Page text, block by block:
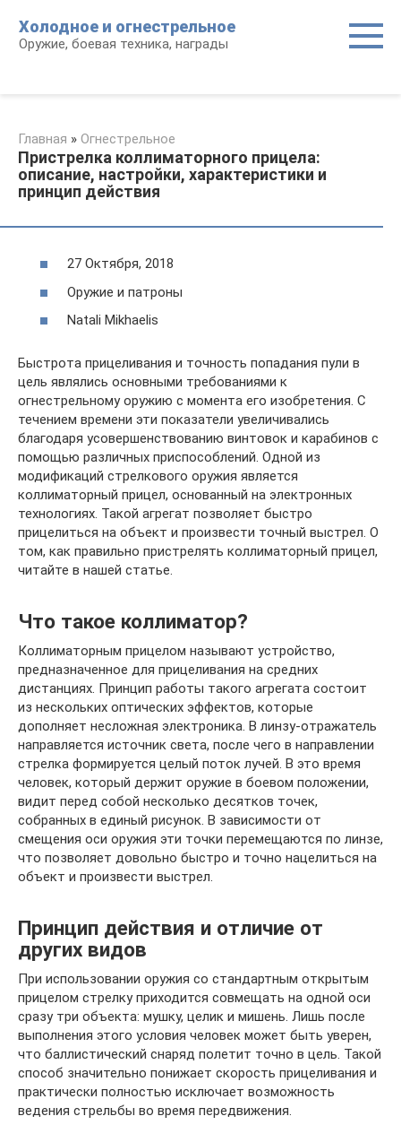
контенту
Холодное и огнестрельное
Оружие, боевая техника, награды
Главная » Огнестрельное
Пристрелка коллиматорного прицела:
описание, настройки, характеристики и
принцип действия
27 Октября, 2018
Оружие и патроны
Natali Mikhaelis
Быстрота прицеливания и точность попадания пули в
цель являлись основными требованиями к
огнестрельному оружию с момента его изобретения. С
течением времени эти показатели увеличивались
благодаря усовершенствованию винтовок и карабинов с
помощью различных приспособлений. Одной из
модификаций стрелкового оружия является
коллиматорный прицел, основанный на электронных
технологиях. Такой агрегат позволяет быстро
прицелиться на объект и произвести точный выстрел. О
том, как правильно пристрелять коллиматорный прицел,
читайте в нашей статье.
Что такое коллиматор?
Коллиматорным прицелом называют устройство,
предназначенное для прицеливания на средних
дистанциях. Принцип работы такого агрегата состоит
из нескольких оптических эффектов, которые
дополняет несложная электроника. В линзу-отражатель
направляется источник света, после чего в направлении
стрелка формируется целый поток лучей. В это время
человек, который держит оружие в боевом положении,
видит перед собой несколько десятков точек,
собранных в единый рисунок. В зависимости от
смещения оси оружия эти точки перемещаются по линзе,
что позволяет довольно быстро и точно нацелиться на
объект и произвести выстрел.
Принцип действия и отличие от
других видов
При использовании оружия со стандартным открытым
прицелом стрелку приходится совмещать на одной оси
сразу три объекта: мушку, целик и мишень. Лишь после
выполнения этого условия человек может быть уверен,
что баллистический снаряд полетит точно в цель. Такой
способ значительно понижает скорость прицеливания и
практически полностью исключает возможность
ведения стрельбы во время передвижения.